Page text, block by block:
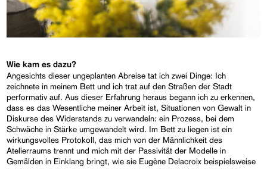
Wie kam es dazu?
Angesichts dieser ungeplanten Abreise tat ich zwei Dinge: Ich
zeichnete in meinem Bett und ich trat auf den Straßen der Stadt
performativ auf. Aus dieser Erfahrung heraus begann ich zu erkennen,
dass es das Wesentliche meiner Arbeit ist, Situationen von Gewalt in
Diskurse des Widerstands zu verwandeln: ein Prozess, bei dem
Schwäche in Stärke umgewandelt wird. Im Bett zu liegen ist ein
wirkungsvolles Protokoll, das mich von der Männlichkeit des
Atelierraums trennt und mich mit der Passivität der Modelle in
Gemälden in Einklang bringt, wie sie Eugène Delacroix beispielsweise